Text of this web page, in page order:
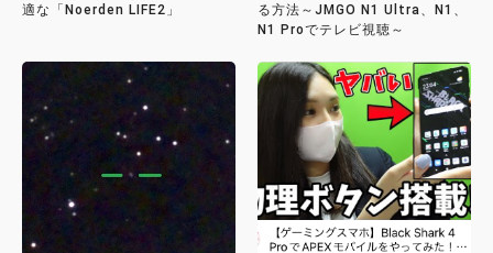
適な「Noerden LIFE2」
る方法～JMGO N1 Ultra、N1、
N1 Proでテレビ視聴～